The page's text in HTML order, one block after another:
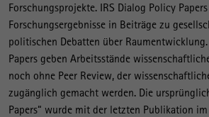
Forschungsprojekte. IRS Dialog Policy
Forschungsergebnisse in Beiträge zu
politischen Debatten über
Papers geben Arbeitsstände
noch ohne Peer Review, der
zugänglich gemacht werden. Die
Papers“ wurde mit der letzten Publikation